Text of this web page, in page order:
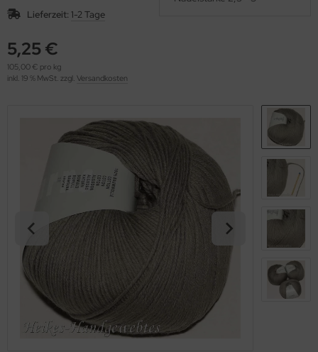
Lieferzeit: 1-2 Tage
5,25 €
105,00 € pro kg
inkl. 19 % MwSt. zzgl. Versandkosten
(276)